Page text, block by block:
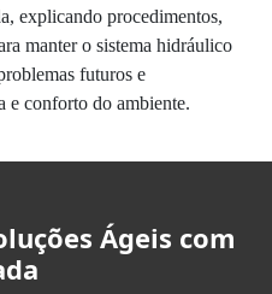
explicando procedimentos,
manter o sistema hidráulico
futuros e
e conforto do ambiente.
Ágeis com